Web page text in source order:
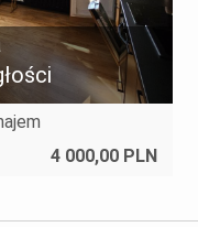
4 000,00 PLN